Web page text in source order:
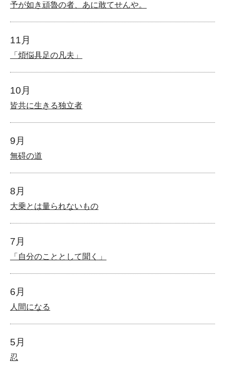
予が如き頑魯の者、あに敢てせんや。
11月
「煩悩具足の凡夫」
10月
皆共に生きる独立者
9月
無碍の道
8月
大乗とは量られないもの
7月
「自分のこととして聞く」
6月
人間になる
5月
忍